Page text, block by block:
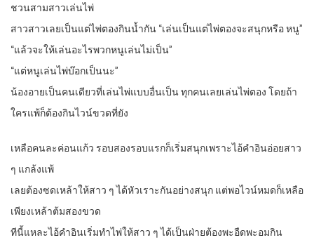
ชวนสามสาวเล่นไพ่
สาวสาวเลยเป็นแต่ไพ่ตองกินน้ำกัน “เล่นเป็นแต่ไพ่ตองจะสนุกหรือ หนู”
“แล้วจะให้เล่นอะไรพวกหนูเล่นไม่เป็น”
“แต่หนูเล่นไพ่บ๊อกเป็นนะ”
น้องอายเป็นคนเดียวที่เล่นไพ่แบบอื่นเป็น ทุกคนเลยเล่นไพ่ตอง โดยถ้า
ใครแพ้ก็ต้องกินไวน์ขวดที่ยัง
เหลือคนละค่อนแก้ว รอบสองรอบแรกก็เริ่มสนุกเพราะไอ้คำอินอ่อยสาว
ๆ แกล้งแพ้
เลยต้องซดเหล้าให้สาว ๆ ได้หัวเราะกันอย่างสนุก แต่พอไวน์หมดก็เหลือ
เพียงเหล้าต้มสองขวด
ทีนี้แหละไอ้คำอินเริ่มทำไพ่ให้สาว ๆ ได้เป็นฝ่ายต้องพะอืดพะอมกิน